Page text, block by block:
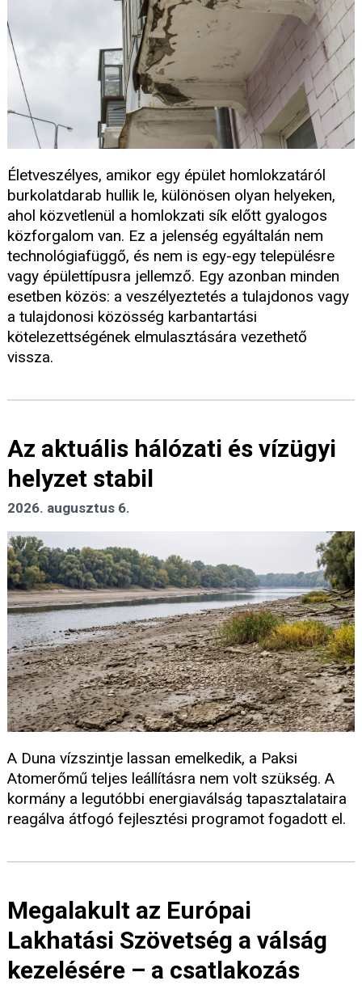
Életveszélyes, amikor egy épület homlokzatáról
burkolatdarab hullik le, különösen olyan helyeken,
ahol közvetlenül a homlokzati sík előtt gyalogos
közforgalom van. Ez a jelenség egyáltalán nem
technológiafüggő, és nem is egy-egy településre
vagy épülettípusra jellemző. Egy azonban minden
esetben közös: a veszélyeztetés a tulajdonos vagy
a tulajdonosi közösség karbantartási
kötelezettségének elmulasztására vezethető
vissza.
Az aktuális hálózati és vízügyi
helyzet stabil
2026. augusztus 6.
A Duna vízszintje lassan emelkedik, a Paksi
Atomerőmű teljes leállításra nem volt szükség. A
kormány a legutóbbi energiaválság tapasztalataira
reagálva átfogó fejlesztési programot fogadott el.
Megalakult az Európai
Lakhatási Szövetség a válság
kezelésére – a csatlakozás